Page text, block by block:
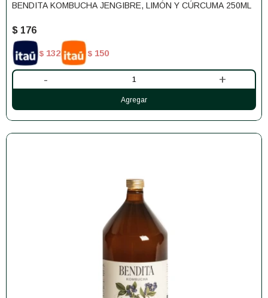
BENDITA KOMBUCHA JENGIBRE, LIMÓN Y CÚRCUMA 250ML
$ 176
$ 132 $ 150
- +